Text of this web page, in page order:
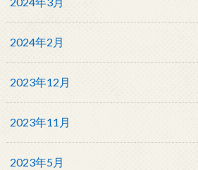
2024年2月
2023年12月
2023年11月
2023年5月